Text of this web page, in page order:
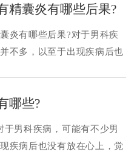
精囊炎有哪些后果?
有哪些后果?对于男科疾
不多，以至于出现疾病后也
哪些?
于男科疾病，可能有不少男
疾病后也没有放在心上，觉